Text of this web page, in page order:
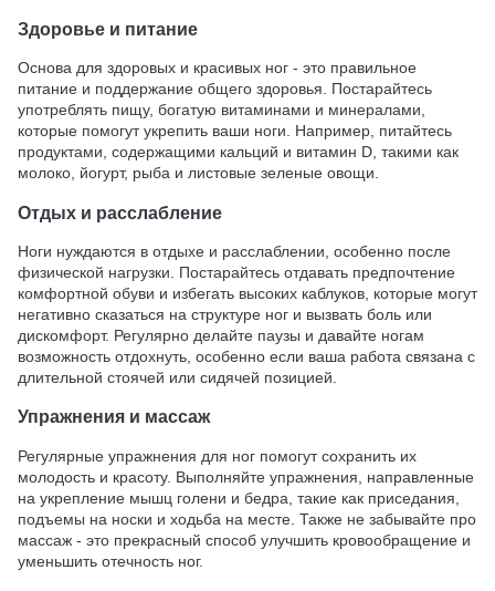
Здоровье и питание
Основа для здоровых и красивых ног - это правильное
питание и поддержание общего здоровья. Постарайтесь
употреблять пищу, богатую витаминами и минералами,
которые помогут укрепить ваши ноги. Например, питайтесь
продуктами, содержащими кальций и витамин D, такими как
молоко, йогурт, рыба и листовые зеленые овощи.
Отдых и расслабление
Ноги нуждаются в отдыхе и расслаблении, особенно после
физической нагрузки. Постарайтесь отдавать предпочтение
комфортной обуви и избегать высоких каблуков, которые могут
негативно сказаться на структуре ног и вызвать боль или
дискомфорт. Регулярно делайте паузы и давайте ногам
возможность отдохнуть, особенно если ваша работа связана с
длительной стоячей или сидячей позицией.
Упражнения и массаж
Регулярные упражнения для ног помогут сохранить их
молодость и красоту. Выполняйте упражнения, направленные
на укрепление мышц голени и бедра, такие как приседания,
подъемы на носки и ходьба на месте. Также не забывайте про
массаж - это прекрасный способ улучшить кровообращение и
уменьшить отечность ног.